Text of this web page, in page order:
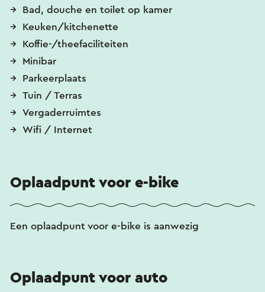
Bad, douche en toilet op kamer
Keuken/kitchenette
Koffie-/theefaciliteiten
Minibar
Parkeerplaats
Tuin / Terras
Vergaderruimtes
Wifi / Internet
Oplaadpunt voor e-bike
Een oplaadpunt voor e-bike is aanwezig
Oplaadpunt voor auto